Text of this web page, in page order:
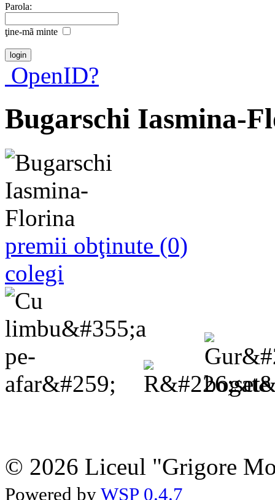
Parola:
ţine-mã minte
OpenID?
Bugarschi Iasmina-
premii obţinute (0)
colegi
© 2026 Liceul "Grigore
Powered by WSP 0.4.7